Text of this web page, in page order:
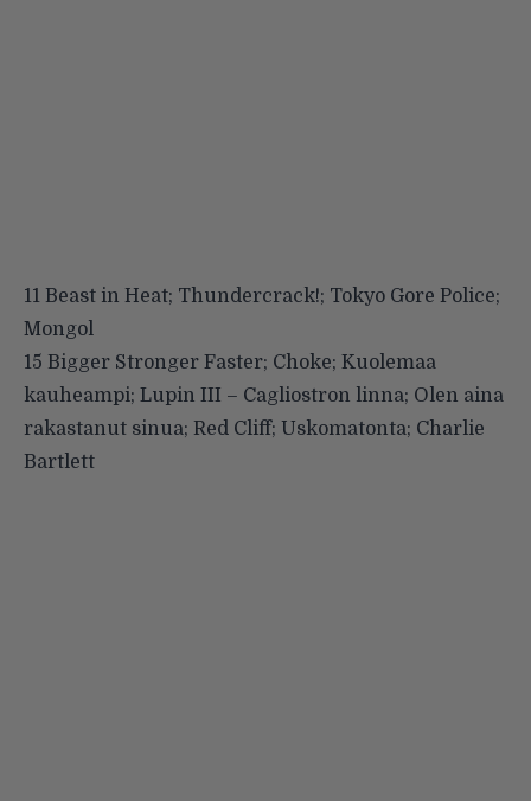
11 Beast in Heat; Thundercrack!; Tokyo Gore Police;
Mongol
15 Bigger Stronger Faster; Choke; Kuolemaa
kauheampi; Lupin III – Cagliostron linna; Olen aina
rakastanut sinua; Red Cliff; Uskomatonta; Charlie
Bartlett